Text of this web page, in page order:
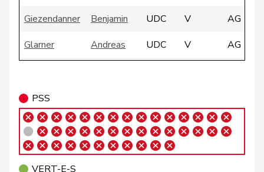
Giezendanner
Benjamin UDC V
AG
Glarner
Andreas UDC V
AG
Huber
Jauslin
Matthias
Samuel
PLR RL AG
PSS
VERT-E-S